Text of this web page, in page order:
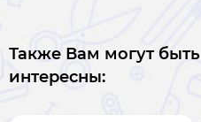
Также Вам могут быть
интересны: